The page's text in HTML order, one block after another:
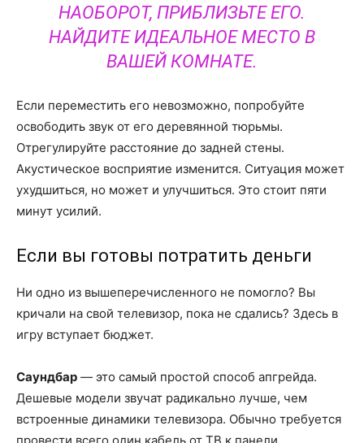
НАОБОРОТ, ПРИБЛИЗЬТЕ ЕГО.
НАЙДИТЕ ИДЕАЛЬНОЕ МЕСТО В
ВАШЕЙ КОМНАТЕ.
Если переместить его невозможно, попробуйте
освободить звук от его деревянной тюрьмы.
Отрегулируйте расстояние до задней стены.
Акустическое восприятие изменится. Ситуация может
ухудшиться, но может и улучшиться. Это стоит пяти
минут усилий.
Если вы готовы потратить деньги
Ни одно из вышеперечисленного не помогло? Вы
кричали на свой телевизор, пока не сдались? Здесь в
игру вступает бюджет.
Саундбар — это самый простой способ апгрейда.
Дешевые модели звучат радикально лучше, чем
встроенные динамики телевизора. Обычно требуется